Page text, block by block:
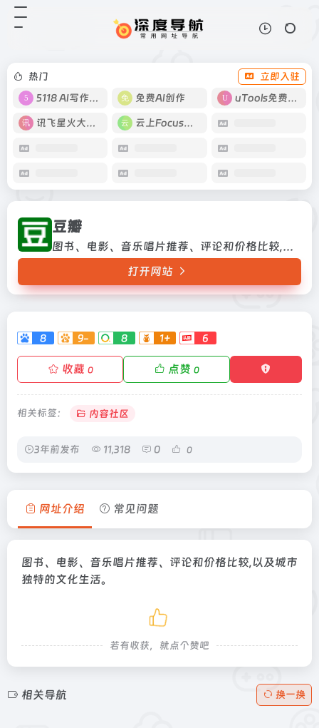
热门
立即入驻
5118 AI写作工具
免费AI创作 uTools免费工具箱
讯飞星火大模型 云上Focus接码
豆瓣
图书、电影、音乐唱片推荐、评论和价格比较,以及城市独特的文化生活。
打开网站
8 9- 8 1+ 6
收藏 0 点赞 0
相关标签： 内容社区
3年前发布 11,318 0 0
活。
网址介绍 常见问题
图书、电影、音乐唱片推荐、评论和价格比较,以及城市
独特的文化生活。
若有收获，就点个赞吧
相关导航 换一换